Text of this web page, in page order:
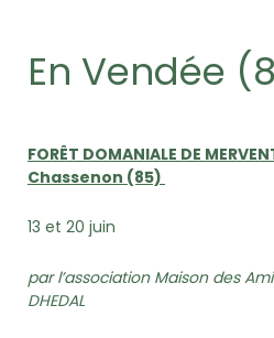
En Vendée
FORÊT DOMANIALE DE
Chassenon (85)
13 et 20 juin
par l’association Maison des
DHEDAL